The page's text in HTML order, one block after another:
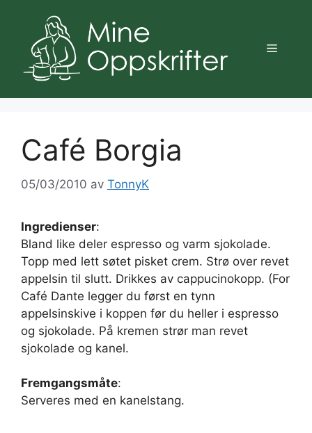
innhold
Meny
Café Borgia
05/03/2010 av TonnyK
Ingredienser:
Bland like deler espresso og varm sjokolade.
Topp med lett søtet pisket crem. Strø over revet
appelsin til slutt. Drikkes av cappucinokopp. (For
Café Dante legger du først en tynn
appelsinskive i koppen før du heller i espresso
og sjokolade. På kremen strør man revet
sjokolade og kanel.
Fremgangsmåte:
Serveres med en kanelstang.